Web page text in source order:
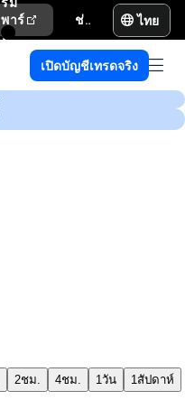
พาร์
ท
ช่วยเหลือและสนับสนุน ไทย
เปิดบัญชีเทรดจริง
2ชม. 4ชม. 1วัน 1สัปดาห์